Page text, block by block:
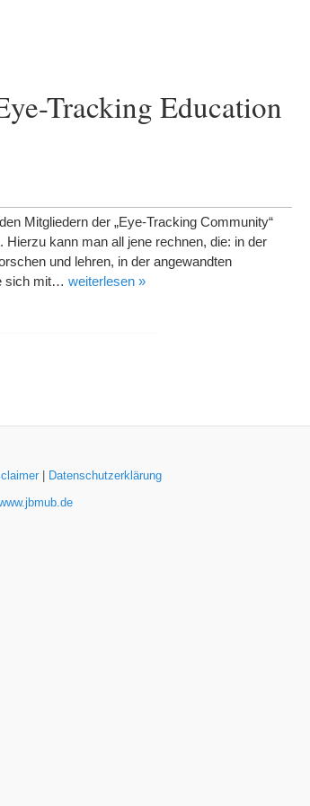
Tracking Education
Mitgliedern der „Eye-Tracking Community“
kann man all jene rechnen, die: in der
und lehren, in der angewandten
sich mit… weiterlesen »
| Datenschutzerklärung